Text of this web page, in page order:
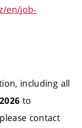
en/job-
including all
to
contact